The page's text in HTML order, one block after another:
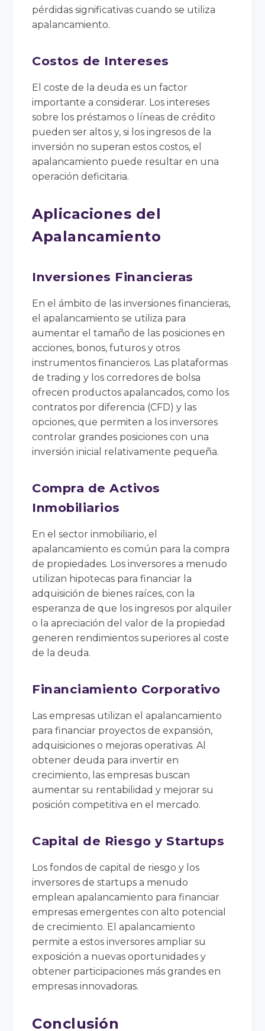
pérdidas significativas cuando se utiliza
apalancamiento.
Costos de Intereses
El coste de la deuda es un factor
importante a considerar. Los intereses
sobre los préstamos o líneas de crédito
pueden ser altos y, si los ingresos de la
inversión no superan estos costos, el
apalancamiento puede resultar en una
operación deficitaria.
Aplicaciones del
Apalancamiento
Inversiones Financieras
En el ámbito de las inversiones financieras,
el apalancamiento se utiliza para
aumentar el tamaño de las posiciones en
acciones, bonos, futuros y otros
instrumentos financieros. Las plataformas
de trading y los corredores de bolsa
ofrecen productos apalancados, como los
contratos por diferencia (CFD) y las
opciones, que permiten a los inversores
controlar grandes posiciones con una
inversión inicial relativamente pequeña.
Compra de Activos
Inmobiliarios
En el sector inmobiliario, el
apalancamiento es común para la compra
de propiedades. Los inversores a menudo
utilizan hipotecas para financiar la
adquisición de bienes raíces, con la
esperanza de que los ingresos por alquiler
o la apreciación del valor de la propiedad
generen rendimientos superiores al coste
de la deuda.
Financiamiento Corporativo
Las empresas utilizan el apalancamiento
para financiar proyectos de expansión,
adquisiciones o mejoras operativas. Al
obtener deuda para invertir en
crecimiento, las empresas buscan
aumentar su rentabilidad y mejorar su
posición competitiva en el mercado.
Capital de Riesgo y Startups
Los fondos de capital de riesgo y los
inversores de startups a menudo
emplean apalancamiento para financiar
empresas emergentes con alto potencial
de crecimiento. El apalancamiento
permite a estos inversores ampliar su
exposición a nuevas oportunidades y
obtener participaciones más grandes en
empresas innovadoras.
Conclusión